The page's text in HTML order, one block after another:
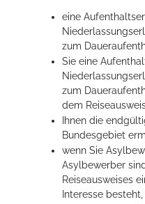
eine
zum
Sie eine
zum
dem
Ihnen die
Bundesgebiet
wenn Sie
Asylbewerber
Reiseausweises
Interesse